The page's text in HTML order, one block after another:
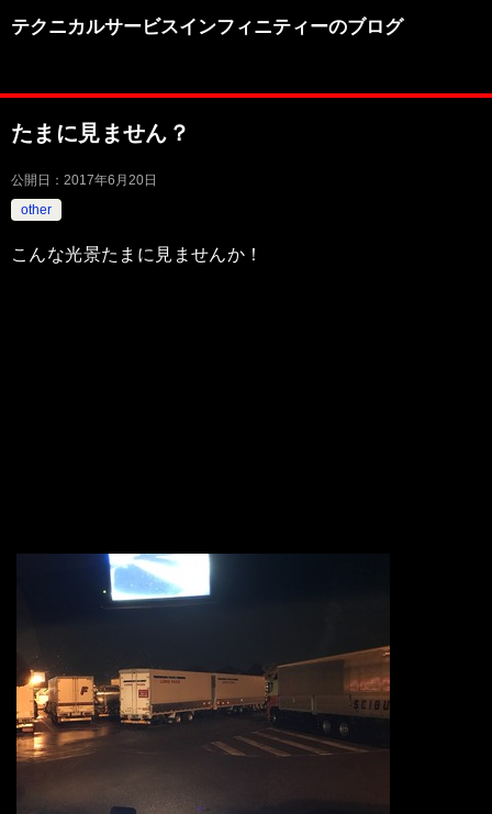
テクニカルサービスインフィニティーのブログ
たまに見ません？
公開日： 2017年6月20日
other
こんな光景たまに見ませんか！